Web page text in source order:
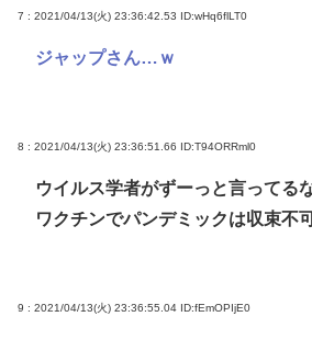
7 : 2021/04/13(火) 23:36:42.53 ID:wHq6flLT0
ジャップさん…ｗ
8 : 2021/04/13(火) 23:36:51.66 ID:T94ORRml0
ウイルス学者がずーっと言ってる
ワクチンでパンデミックは収束不
9 : 2021/04/13(火) 23:36:55.04 ID:fEmOPIjE0